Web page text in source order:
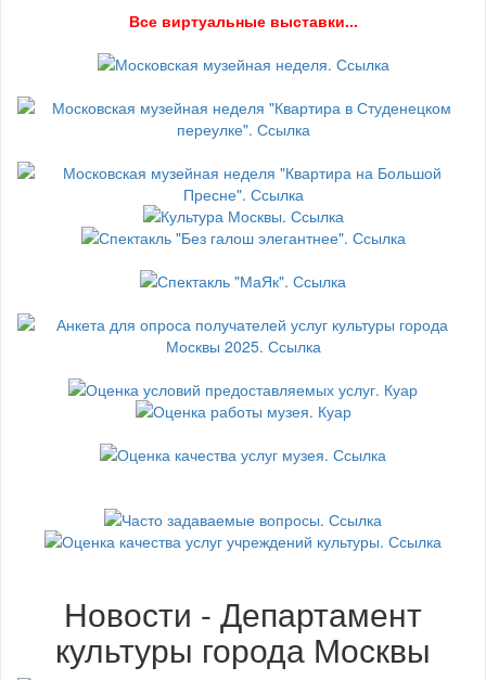
Все виртуальные выставки...
Новости - Департамент
культуры города Москвы